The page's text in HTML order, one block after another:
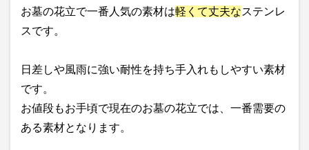
お墓の花立で一番人気の素材は軽くて丈夫なステンレ
スです。
日差しや風雨に強い耐性を持ち手入れもしやすい素材
です。
お値段もお手頃で現在のお墓の花立では、一番需要の
ある素材となります。